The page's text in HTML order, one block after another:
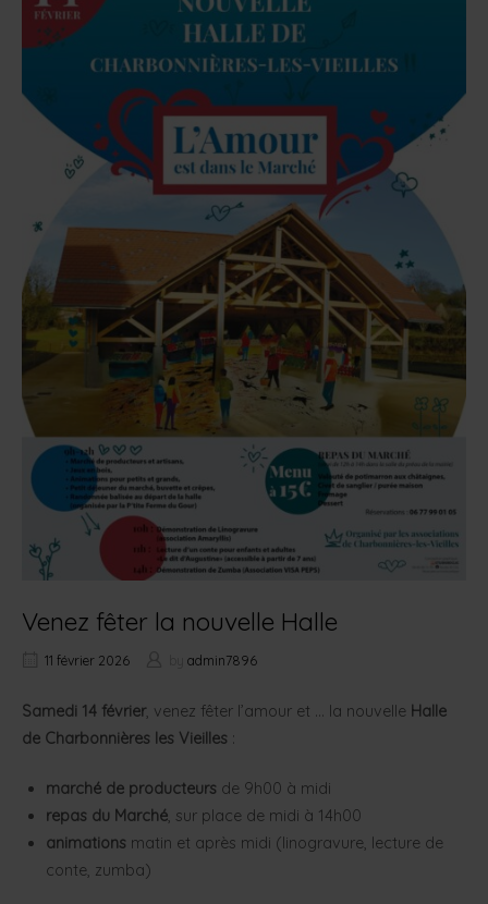
Venez fêter la nouvelle Halle
11 février 2026 admin7896
Samedi 14 février, venez fêter l’amour et … la nouvelle Halle
de Charbonnières les Vieilles :
marché de producteurs de 9h00 à midi
repas du Marché, sur place de midi à 14h00
animations matin et après midi (linogravure, lecture de
conte, zumba)